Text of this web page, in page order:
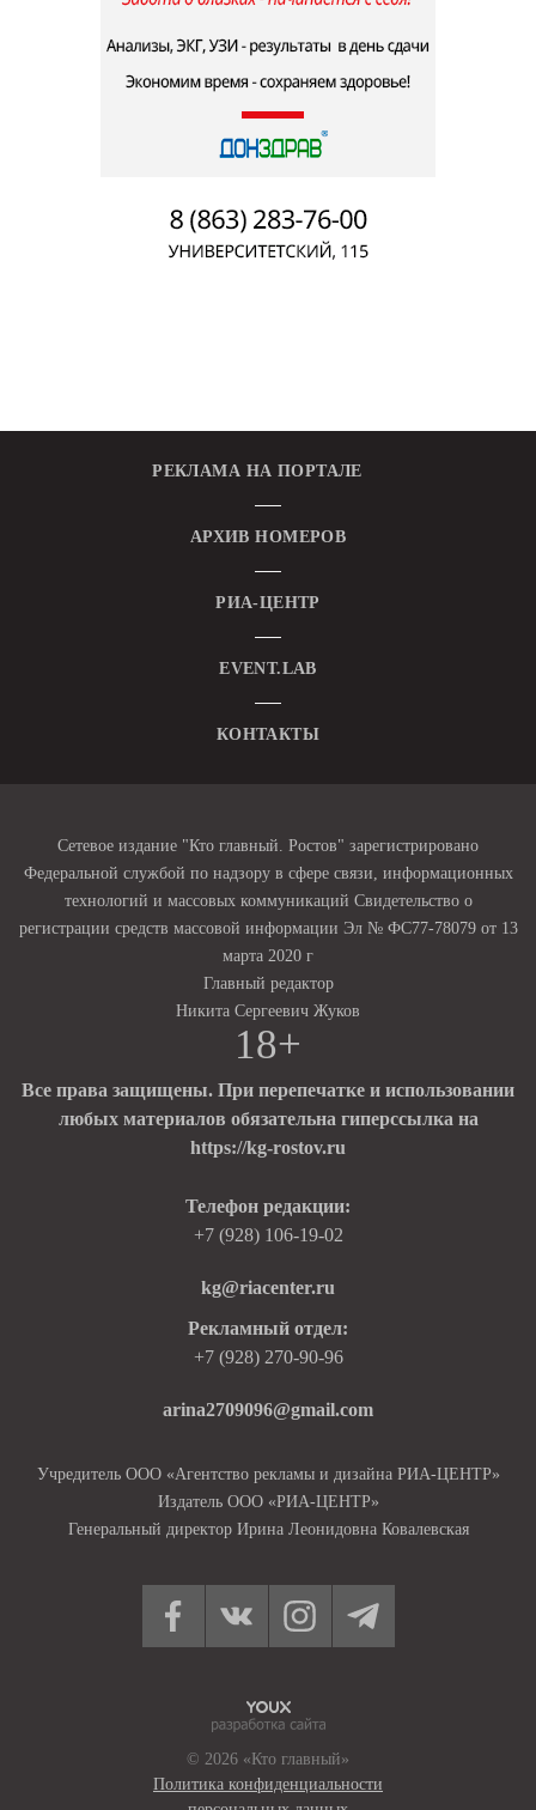
РЕКЛАМА НА ПОРТАЛЕ
АРХИВ НОМЕРОВ
РИА-ЦЕНТР
EVENT.LAB
КОНТАКТЫ
Сетевое издание "Кто главный. Ростов" зарегистрировано
Федеральной службой по надзору в сфере связи, информационных
технологий и массовых коммуникаций Свидетельство о
регистрации средств массовой информации Эл № ФС77-78079 от 13
марта 2020 г
Главный редактор
Никита Сергеевич Жуков
18+
Все права защищены. При перепечатке и использовании
любых материалов обязательна гиперссылка на
https://kg-rostov.ru
Телефон редакции:
+7 (928) 106-19-02
kg@riacenter.ru
Рекламный отдел:
+7 (928) 270-90-96
arina2709096@gmail.com
Учредитель ООО «Агентство рекламы и дизайна РИА-ЦЕНТР»
Издатель ООО «РИА-ЦЕНТР»
Генеральный директор Ирина Леонидовна Ковалевская
© 2026 «Кто главный»
Политика конфиденциальности